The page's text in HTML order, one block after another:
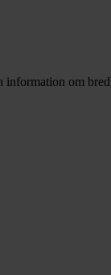
information om